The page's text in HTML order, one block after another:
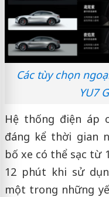
Các tùy chọn
YU7
Hệ thống điện áp
đáng kể thời gian
bố xe có thể sạc từ
12 phút khi sử
một trong những